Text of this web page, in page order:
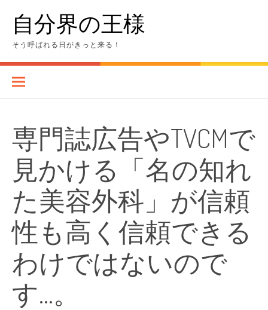
content自分界の王様
そう呼ばれる日がきっと来る！
専門誌広告やTVCMで
見かける「名の知れ
た美容外科」が信頼
性も高く信頼できる
わけではないので
す…。